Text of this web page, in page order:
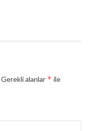
Gerekli alanlar * ile